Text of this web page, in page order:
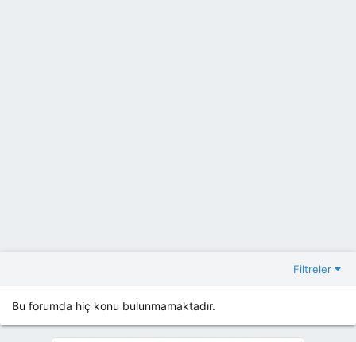
Filtreler
Bu forumda hiç konu bulunmamaktadır.